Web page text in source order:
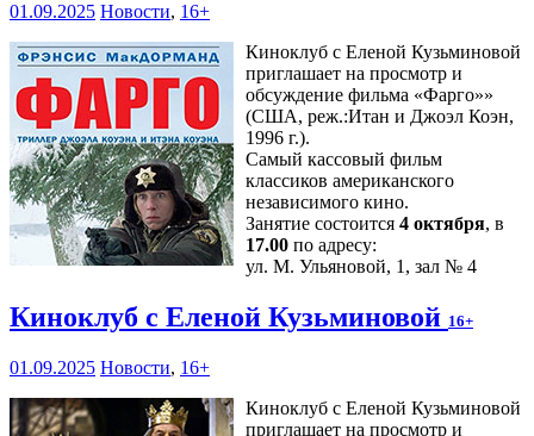
01.09.2025 Новости, 16+
Киноклуб с Еленой Кузьминовой
приглашает на просмотр и
обсуждение фильма «Фарго»»
(США, реж.:Итан и Джоэл Коэн,
1996 г.).
Самый кассовый фильм
классиков американского
независимого кино.
Занятие состоится 4 октября, в
17.00 по адресу:
ул. М. Ульяновой, 1, зал № 4
Киноклуб с Еленой Кузьминовой 16+
01.09.2025 Новости, 16+
Киноклуб с Еленой Кузьминовой
приглашает на просмотр и